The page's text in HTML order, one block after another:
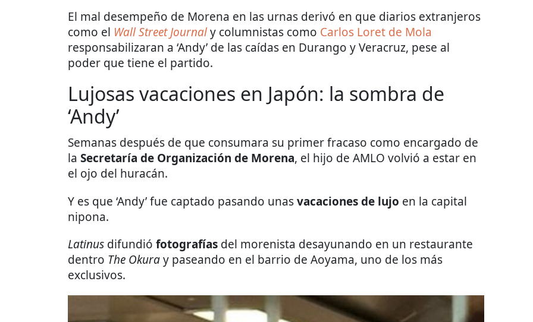
El mal desempeño de Morena en las urnas derivó en que diarios extranjeros
como el Wall Street Journaly columnistas como Carlos Loret de Mola
responsabilizaran a ‘Andy’ de las caídas en Durango y Veracruz, pese al
poder que tiene el partido.
Lujosas vacaciones en Japón: la sombra de
‘Andy’
Semanas después de que consumara su primer fracaso como encargado de
la Secretaría de Organización de Morena, el hijo de AMLO volvió a estar en
el ojo del huracán.
Y es que ‘Andy’ fue captado pasando unasvacaciones de lujo en la capital
nipona.
Latinus difundió fotografías del morenista desayunando en un restaurante
dentro The Okuray paseando en el barrio de Aoyama, uno de los más
exclusivos.